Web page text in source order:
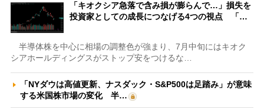
「キオクシア急落で含み損が膨らんで…」損失を
投資家としての成長につなげる4つの視点 「…
半導体株を中心に相場の調整色が強まり、7月中旬にはキオク
シアホールディングスがストップ安をつけるな…
「NYダウは高値更新、ナスダック・S&P500は足踏み」が意味
する米国株市場の変化 半…